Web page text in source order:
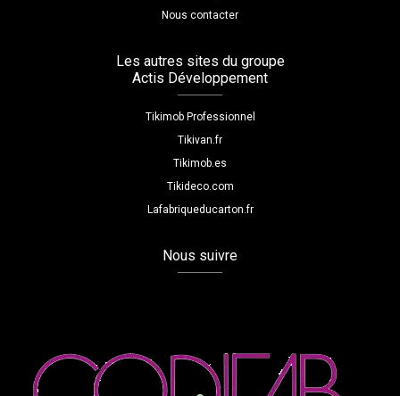
Nous contacter
Les autres sites du groupe
Actis Développement
Tikimob Professionnel
Tikivan.fr
Tikimob.es
Tikideco.com
Lafabriqueducarton.fr
Nous suivre